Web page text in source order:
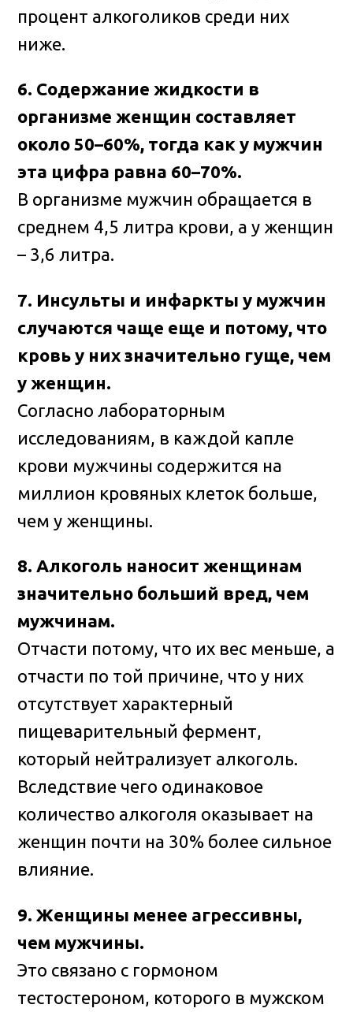
процент алкоголиков среди них
ниже.
6. Содержание жидкости в
организме женщин составляет
около 50–60%, тогда как у мужчин
эта цифра равна 60–70%.
В организме мужчин обращается в
среднем 4,5 литра крови, а у женщин
– 3,6 литра.
7. Инсульты и инфаркты у мужчин
случаются чаще еще и потому, что
кровь у них значительно гуще, чем
у женщин.
Согласно лабораторным
исследованиям, в каждой капле
крови мужчины содержится на
миллион кровяных клеток больше,
чем у женщины.
8. Алкоголь наносит женщинам
значительно больший вред, чем
мужчинам.
Отчасти потому, что их вес меньше, а
отчасти по той причине, что у них
отсутствует характерный
пищеварительный фермент,
который нейтрализует алкоголь.
Вследствие чего одинаковое
количество алкоголя оказывает на
женщин почти на 30% более сильное
влияние.
9. Женщины менее агрессивны,
чем мужчины.
Это связано с гормоном
тестостероном, которого в мужском